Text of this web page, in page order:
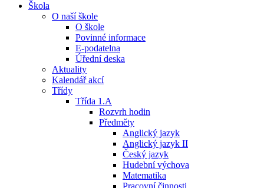
Škola
O naší škole
O škole
Povinné informace
E-podatelna
Úřední deska
Aktuality
Kalendář akcí
Třídy
Třída 1.A
Rozvrh hodin
Předměty
Anglický jazyk
Anglický jazyk II
Český jazyk
Hudební výchova
Matematika
Pracovní činnosti